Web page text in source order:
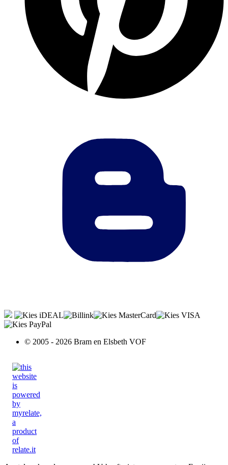
© 2005 - 2026 Bram en Elsbeth VOF